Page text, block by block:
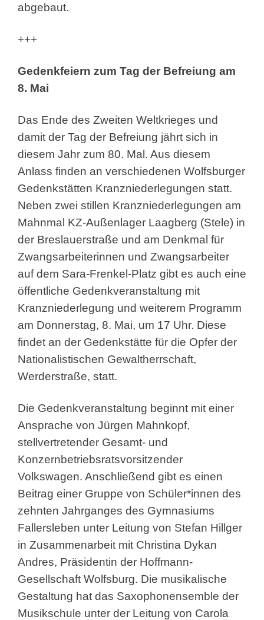
abgebaut.
+++
Gedenkfeiern zum Tag der Befreiung am
8. Mai
Das Ende des Zweiten Weltkrieges und
damit der Tag der Befreiung jährt sich in
diesem Jahr zum 80. Mal. Aus diesem
Anlass finden an verschiedenen Wolfsburger
Gedenkstätten Kranzniederlegungen statt.
Neben zwei stillen Kranzniederlegungen am
Mahnmal KZ-Außenlager Laagberg (Stele) in
der Breslauerstraße und am Denkmal für
Zwangsarbeiterinnen und Zwangsarbeiter
auf dem Sara-Frenkel-Platz gibt es auch eine
öffentliche Gedenkveranstaltung mit
Kranzniederlegung und weiterem Programm
am Donnerstag, 8. Mai, um 17 Uhr. Diese
findet an der Gedenkstätte für die Opfer der
Nationalistischen Gewaltherrschaft,
Werderstraße, statt.
Die Gedenkveranstaltung beginnt mit einer
Ansprache von Jürgen Mahnkopf,
stellvertretender Gesamt- und
Konzernbetriebsratsvorsitzender
Volkswagen. Anschließend gibt es einen
Beitrag einer Gruppe von Schüler*innen des
zehnten Jahrganges des Gymnasiums
Fallersleben unter Leitung von Stefan Hillger
in Zusammenarbeit mit Christina Dykan
Andres, Präsidentin der Hoffmann-
Gesellschaft Wolfsburg. Die musikalische
Gestaltung hat das Saxophonensemble der
Musikschule unter der Leitung von Carola